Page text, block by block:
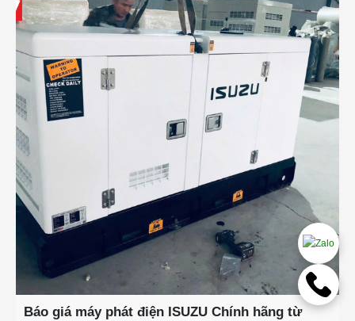
Báo giá máy phát điện ISUZU Chính hãng từ